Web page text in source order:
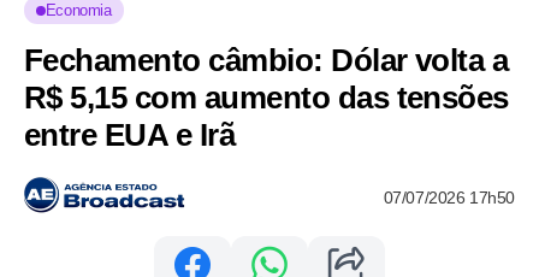
Economia
Fechamento câmbio: Dólar volta a
R$ 5,15 com aumento das tensões
entre EUA e Irã
07/07/2026 17h50